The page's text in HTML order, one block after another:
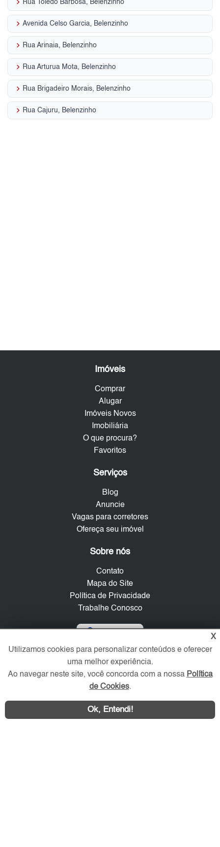
Rua Toledo Barbosa, Belenzinho
keyboard_arrow_right Avenida Celso Garcia, Belenzinho
keyboard_arrow_right Rua Arinaia, Belenzinho
keyboard_arrow_right Rua Arturua Mota, Belenzinho
keyboard_arrow_right Rua Brigadeiro Morais, Belenzinho
keyboard_arrow_right Rua Cajuru, Belenzinho
Imóveis
Comprar
Alugar
Imóveis Novos
Imobiliária
O que procura?
Favoritos
Serviços
Blog
Anuncie
Vagas para corretores
Ofereça seu imóvel
Sobre nós
Contato
Mapa do Site
Política de Privacidade
Trabalhe Conosco
Verificada por
Redes Sociais
X
Utilizamos cookies para personalizar conteúdos e oferecer
uma melhor experiência.
Ao navegar neste site, você concorda com a nossa Política
de Cookies.
Ok, Entendi!